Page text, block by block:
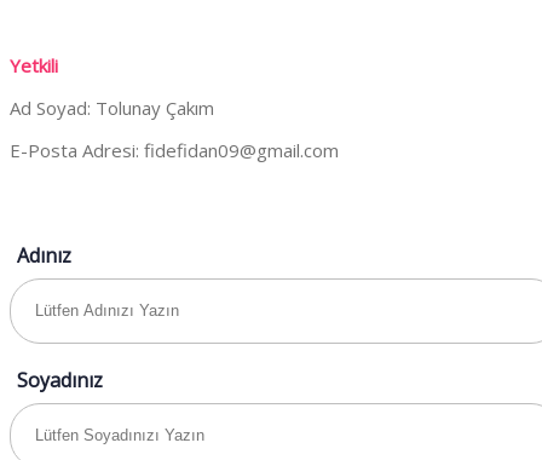
Yetkili
Ad Soyad: Tolunay Çakım
E-Posta Adresi: fidefidan09@gmail.com
Adınız
Soyadınız